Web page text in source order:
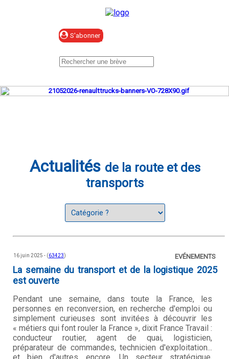
Actualités de la route et des
transports
16 juin 2025 - (63423) EVÉNEMENTS
La semaine du transport et de la logistique 2025
est ouverte
Pendant une semaine, dans toute la France, les
personnes en reconversion, en recherche d'emploi ou
simplement curieuses sont invitées à découvrir les
« métiers qui font rouler la France », dixit France Travail :
conducteur routier, agent de quai, logisticien,
préparateur de commandes, technicien d'exploitation...